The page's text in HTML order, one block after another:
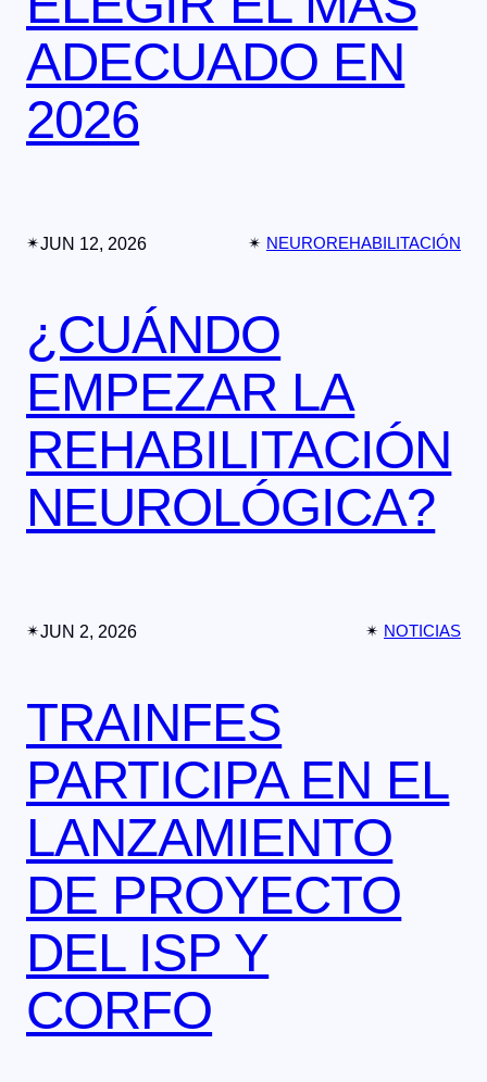
ADECUADO EN
2026
✴︎JUN 12, 2026 ✴︎ NEUROREHABILITACIÓN
¿CUÁNDO
EMPEZAR LA
REHABILITACIÓN
NEUROLÓGICA?
✴︎JUN 2, 2026 ✴︎ NOTICIAS
TRAINFES
PARTICIPA EN EL
LANZAMIENTO
DE PROYECTO
DEL ISP Y
CORFO